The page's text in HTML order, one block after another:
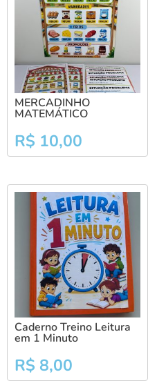
MERCADINHO
MATEMÁTICO
R$ 10,00
Caderno Treino Leitura
em 1 Minuto
R$ 8,00